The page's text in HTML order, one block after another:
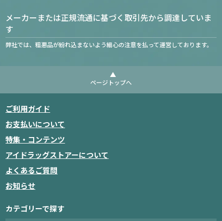
メーカーまたは正規流通に基づく取引先から調達していま
す
弊社では、粗悪品が紛れ込まないよう細心の注意を払って運営しております。
ページトップへ
ご利用ガイド
お支払いについて
特集・コンテンツ
アイドラッグストアーについて
よくあるご質問
お知らせ
カテゴリーで探す